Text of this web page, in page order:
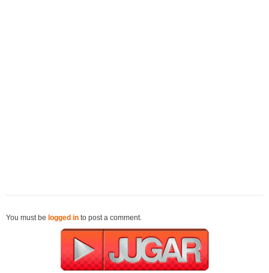
You must be logged in to post a comment.